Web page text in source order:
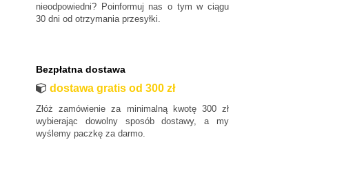
nieodpowiedni? Poinformuj nas o tym w ciągu
30 dni od otrzymania przesyłki.
Bezpłatna dostawa
dostawa gratis od 300 zł
Złóż zamówienie za minimalną kwotę 300 zł
wybierając dowolny sposób dostawy, a my
wyślemy paczkę za darmo.